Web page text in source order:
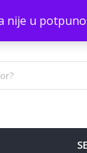
u